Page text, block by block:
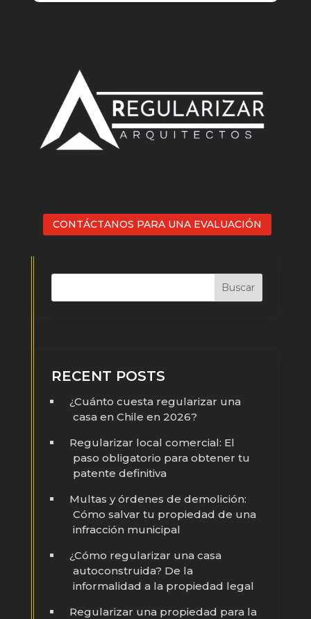
CONTÁCTANOS PARA UNA EVALUACIÓN
Buscar
RECENT POSTS
¿Cuánto cuesta regularizar una
casa en Chile en 2026?
Regularizar local comercial: El
paso obligatorio para obtener tu
patente definitiva
Multas y órdenes de demolición:
Cómo salvar tu propiedad de una
infracción municipal
¿Cómo regularizar una casa
autoconstruida? De la
informalidad a la propiedad legal
Regularizar una propiedad para la